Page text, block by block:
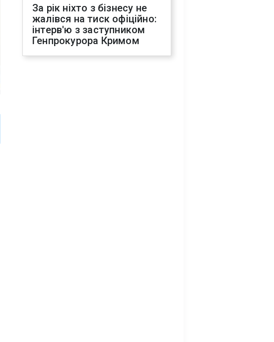
За рік ніхто з бізнесу не
жалівся на тиск офіційно:
інтерв'ю з заступником
Генпрокурора Кримом